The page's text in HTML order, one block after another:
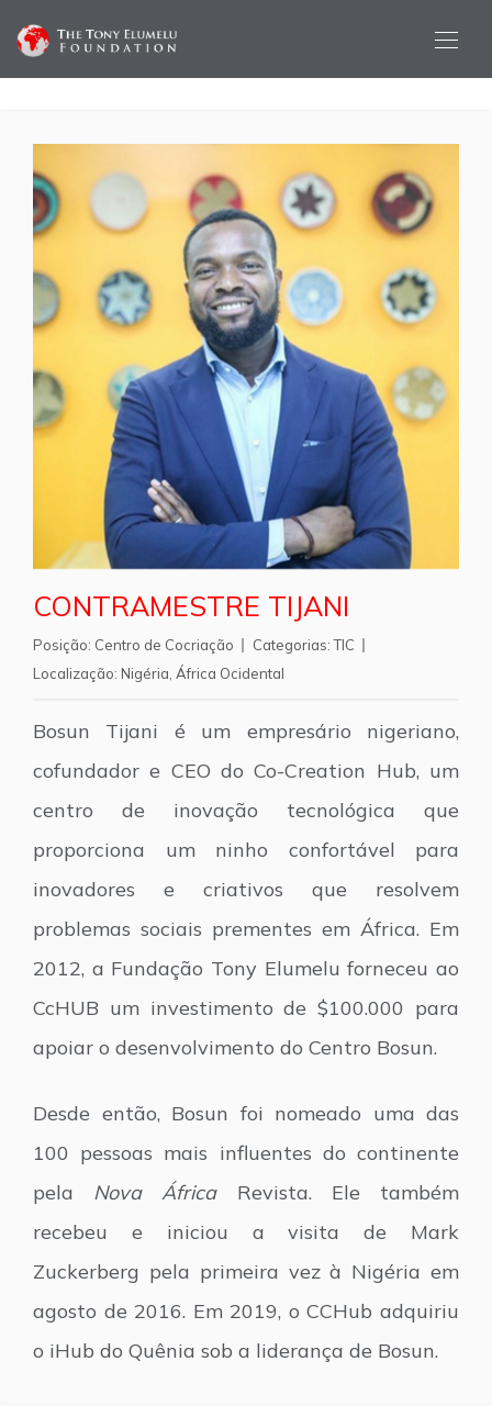
CONTRAMESTRE TIJANI
Posição: Centro de Cocriação Categorias:TIC
Localização: Nigéria África Ocidental
Bosun Tijani é um empresário nigeriano,
cofundador e CEO do Co-Creation Hub, um
centro de inovação tecnológica que
proporciona um ninho confortável para
inovadores e criativos que resolvem
problemas sociais prementes em África. Em
2012, a Fundação Tony Elumelu forneceu ao
CcHUB um investimento de $100.000 para
apoiar o desenvolvimento do Centro Bosun.
Desde então, Bosun foi nomeado uma das
100 pessoas mais influentes do continente
pela Nova ÁfricaRevista. Ele também
recebeu e iniciou a visita de Mark
Zuckerberg pela primeira vez à Nigéria em
agosto de 2016. Em 2019, o CCHub adquiriu
o iHub do Quênia sob a liderança de Bosun.